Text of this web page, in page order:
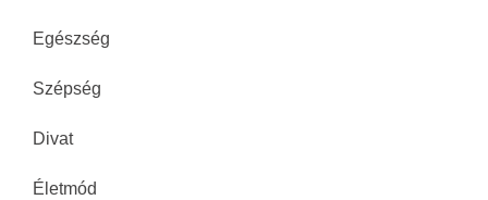
Egészség
Szépség
Divat
Életmód